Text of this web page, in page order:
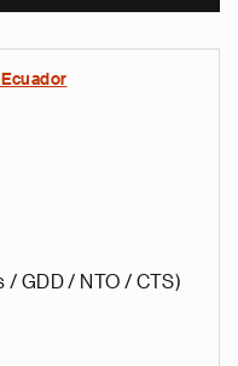
/ GDD / NTO / CTS)